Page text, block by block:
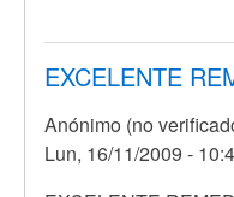
EXCELENTE
Anónimo (no
Lun, 16/11/2009 -